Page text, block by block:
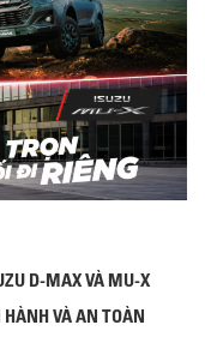
D-MAX VÀ MU-X
HÀNH VÀ AN TOÀN